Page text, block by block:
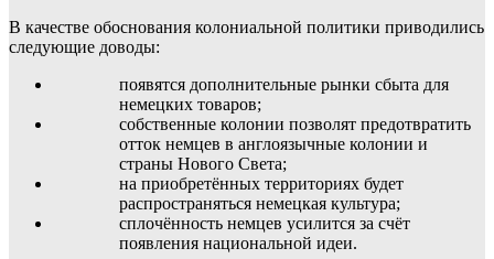
В качестве обоснования колониальной политики приводились
следующие доводы:
появятся дополнительные рынки сбыта для
немецких товаров;
собственные колонии позволят предотвратить
отток немцев в англоязычные колонии и
страны Нового Света;
на приобретённых территориях будет
распространяться немецкая культура;
сплочённость немцев усилится за счёт
появления национальной идеи.